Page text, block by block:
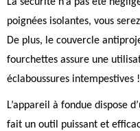
poignées isolantes, vous
De plus, le couvercle
fourchettes assure une
éclaboussures intempestives !
L’appareil à fondue dispose
fait un outil puissant et